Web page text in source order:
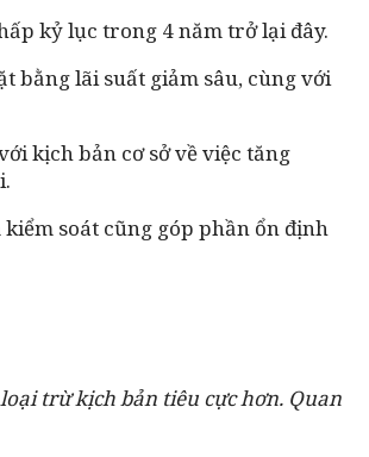
kỷ lục trong 4 năm trở lại đây.
bằng lãi suất giảm sâu, cùng với
kịch bản cơ sở về việc tăng
soát cũng góp phần ổn định
trừ kịch bản tiêu cực hơn. Quan